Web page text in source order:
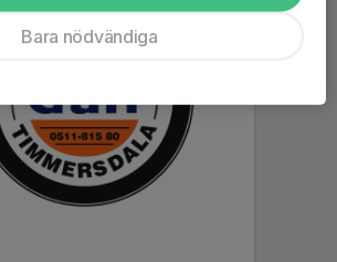
Bara nödvändiga